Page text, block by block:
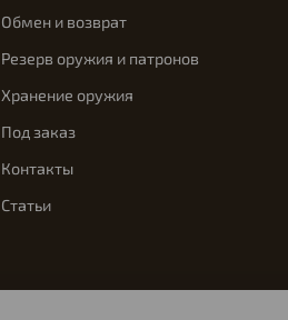
Обмен и возврат
Резерв оружия и патронов
Хранение оружия
Под заказ
Контакты
Статьи